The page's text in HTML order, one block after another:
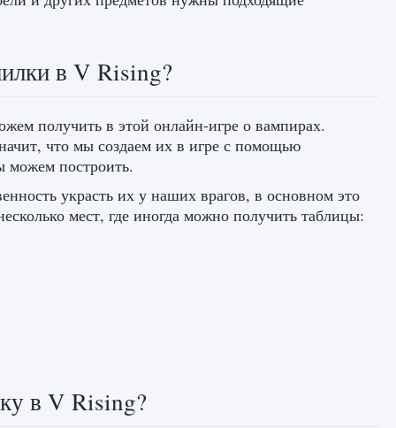
в V Rising?
получить в этой онлайн-игре о вампирах.
что мы создаем их в игре с помощью
построить.
украсть их у наших врагов, в основном это
мест, где иногда можно получить таблицы:
в V Rising?